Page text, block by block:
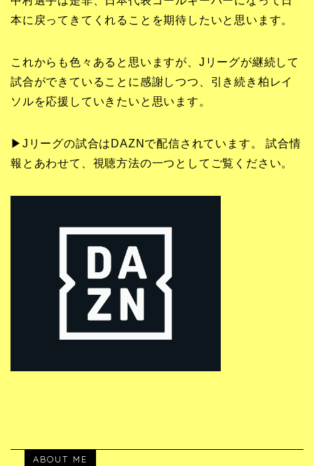
本に戻ってきてくれることを期待したいと思います。
これからも色々あると思いますが、Jリーグが継続して
試合ができていることに感謝しつつ、引き続き柏レイ
ソルを応援していきたいと思います。
▶Jリーグの試合はDAZNで配信されています。 試合情
報とあわせて、視聴方法の一つとしてご覧ください。
ABOUT ME